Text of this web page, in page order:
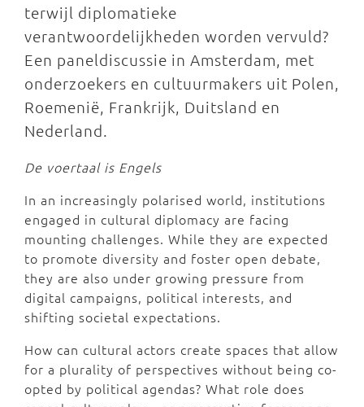
terwijl diplomatieke
verantwoordelijkheden worden vervuld?
Een paneldiscussie in Amsterdam, met
onderzoekers en cultuurmakers uit Polen,
Roemenië, Frankrijk, Duitsland en
Nederland.
De voertaal is Engels
In an increasingly polarised world, institutions
engaged in cultural diplomacy are facing
mounting challenges. While they are expected
to promote diversity and foster open debate,
they are also under growing pressure from
digital campaigns, political interests, and
shifting societal expectations.
How can cultural actors create spaces that allow
for a plurality of perspectives without being co-
opted by political agendas? What role does